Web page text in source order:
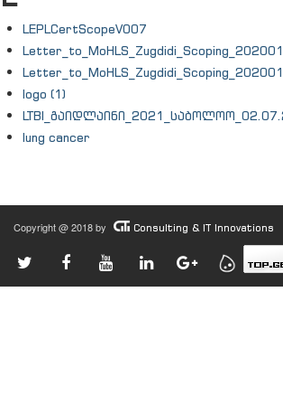
LEPLCertScopeV007
logo (1)
lung cancer
Copyright @ 2018 by Consulting & IT Innovations